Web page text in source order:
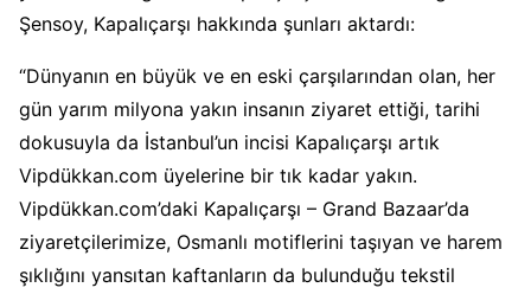
Şensoy, Kapalıçarşı hakkında şunları aktardı:
“Dünyanın en büyük ve en eski çarşılarından olan, her
gün yarım milyona yakın insanın ziyaret ettiği, tarihi
dokusuyla da İstanbul’un incisi Kapalıçarşı artık
Vipdükkan.com üyelerine bir tık kadar yakın.
Vipdükkan.com’daki Kapalıçarşı – Grand Bazaar’da
ziyaretçilerimize, Osmanlı motiflerini taşıyan ve harem
şıklığını yansıtan kaftanların da bulunduğu tekstil